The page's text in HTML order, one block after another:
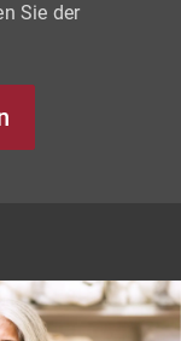
Sie der